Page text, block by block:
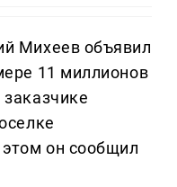
Михеев объявил
11 миллионов
он сообщил